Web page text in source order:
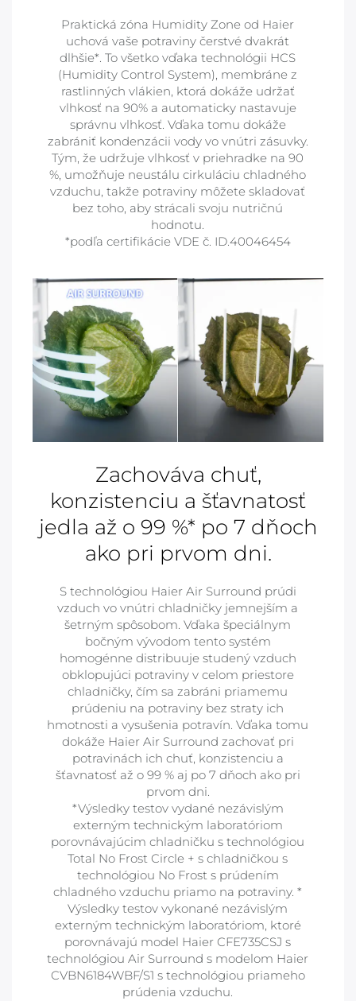
Praktická zóna Humidity Zone od Haier
uchová vaše potraviny čerstvé dvakrát
dlhšie*. To všetko vďaka technológii HCS
(Humidity Control System), membráne z
rastlinných vlákien, ktorá dokáže udržať
vlhkosť na 90% a automaticky nastavuje
správnu vlhkosť. Vďaka tomu dokáže
zabrániť kondenzácii vody vo vnútri zásuvky.
Tým, že udržuje vlhkosť v priehradke na 90
%, umožňuje neustálu cirkuláciu chladného
vzduchu, takže potraviny môžete skladovať
bez toho, aby strácali svoju nutričnú
hodnotu.
*podľa certifikácie VDE č. ID.40046454
Zachováva chuť,
konzistenciu a šťavnatosť
jedla až o 99 %* po 7 dňoch
ako pri prvom dni.
S technológiou Haier Air Surround prúdi
vzduch vo vnútri chladničky jemnejším a
šetrným spôsobom. Vďaka špeciálnym
bočným vývodom tento systém
homogénne distribuuje studený vzduch
obklopujúci potraviny v celom priestore
chladničky, čím sa zabráni priamemu
prúdeniu na potraviny bez straty ich
hmotnosti a vysušenia potravín. Vďaka tomu
dokáže Haier Air Surround zachovať pri
potravinách ich chuť, konzistenciu a
šťavnatosť až o 99 % aj po 7 dňoch ako pri
prvom dni.
*Výsledky testov vydané nezávislým
externým technickým laboratóriom
porovnávajúcim chladničku s technológiou
Total No Frost Circle + s chladničkou s
technológiou No Frost s prúdením
chladného vzduchu priamo na potraviny. *
Výsledky testov vykonané nezávislým
externým technickým laboratóriom, ktoré
porovnávajú model Haier CFE735CSJ s
technológiou Air Surround s modelom Haier
CVBN6184WBF/S1 s technológiou priameho
prúdenia vzduchu.